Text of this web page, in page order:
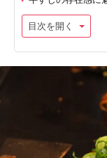
目次を開く